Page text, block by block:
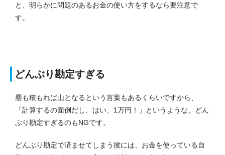
と、明らかに問題のあるお金の使い方をするなら要注意で
す。
どんぶり勘定すぎる
塵も積もれば山となるという言葉もあるくらいですから、
「計算するの面倒だし、はい、1万円！」というような、どん
ぶり勘定すぎるのもNGです。
どんぶり勘定で済ませてしまう彼には、お金を使っている自